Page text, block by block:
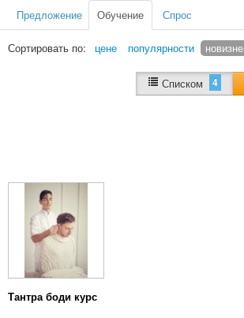
Предложение Обучение Спрос
Сортировать по: цене популярности новизне
Списком 4
Тантра боди курс